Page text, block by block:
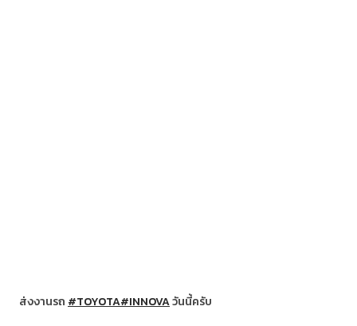
ส่งงานรถ #TOYOTA#INNOVAวันนี้ครับ